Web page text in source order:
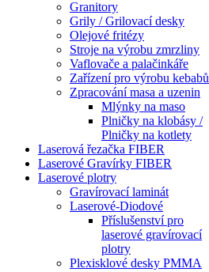
Granitory
Grily / Grilovací desky
Olejové fritézy
Stroje na výrobu zmrzliny
Vaflovače a palačinkáře
Zařízení pro výrobu kebabů
Zpracování masa a uzenin
Mlýnky na maso
Plničky na klobásy /
Plničky na kotlety
Laserová řezačka FIBER
Laserové Gravírky FIBER
Laserové plotry
Gravírovací laminát
Laserové-Diodové
Příslušenství pro
laserové gravírovací
plotry
Plexisklové desky PMMA